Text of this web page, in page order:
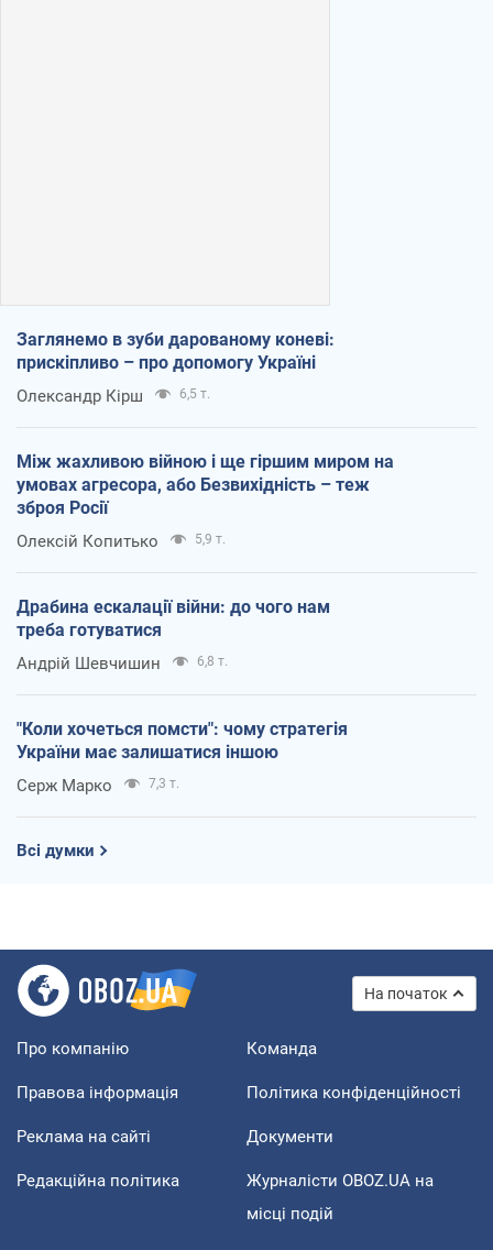
Заглянемо в зуби дарованому коневі:
прискіпливо – про допомогу Україні
Олександр Кірш 6,5 т.
Між жахливою війною і ще гіршим миром на
умовах агресора, або Безвихідність – теж
зброя Росії
Олексій Копитько 5,9 т.
Драбина ескалації війни: до чого нам
треба готуватися
Андрій Шевчишин 6,8 т.
"Коли хочеться помсти": чому стратегія
України має залишатися іншою
Серж Марко 7,3 т.
Всі думки
На початок
Про компанію Команда
Правова інформація Політика конфіденційності
Реклама на сайті Документи
Редакційна політика
Журналісти OBOZ.UA на
місці подій